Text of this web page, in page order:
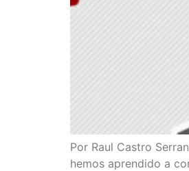
Por Raul Cas­tro
hemos apren­di­do a